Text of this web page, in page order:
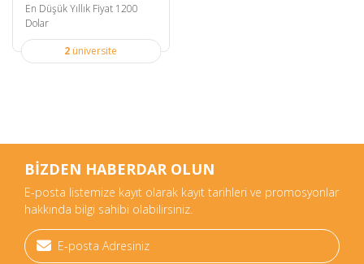
En Düşük Yıllık Fiyat 1200
Dolar
2 üniversite
BİZDEN HABERDAR OLUN
E-posta listemize kayıt olarak kayıt tarihleri ve promosyonlar
hakkında bilgi sahibi olabilirsiniz.